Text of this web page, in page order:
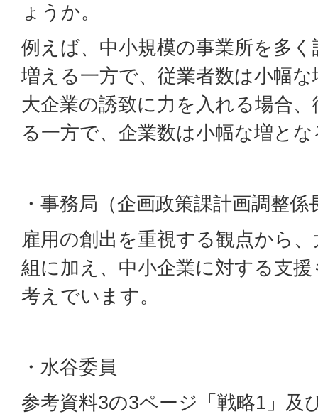
ょうか。
例えば、中小規模の事業所を多
増える一方で、従業者数は小幅
大企業の誘致に力を入れる場合
る一方で、企業数は小幅な増と
・事務局（企画政策課計画調整係
雇用の創出を重視する観点から
組に加え、中小企業に対する支
考えでいます。
・水谷委員
参考資料3の3ページ「戦略1」及